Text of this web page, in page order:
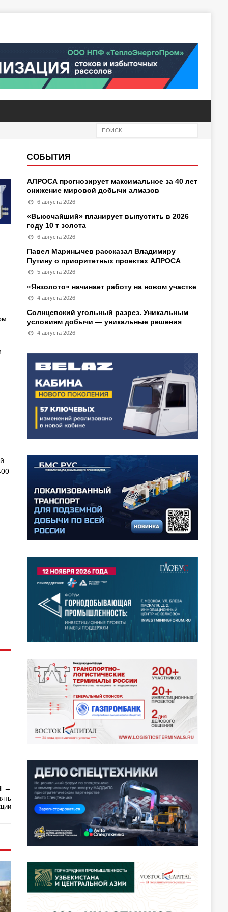
СОБЫТИЯ
АЛРОСА прогнозирует максимальное за 40 лет
снижение мировой добычи алмазов
6 августа 2026
«Высочайший» планирует выпустить в 2026
году 10 т золота
6 августа 2026
Павел Маринычев рассказал Владимиру
Путину о приоритетных проектах АЛРОСА
5 августа 2026
«Янзолото» начинает работу на новом участке
4 августа 2026
Солнцевский угольный разрез. Уникальным
условиям добычи — уникальные решения
4 августа 2026